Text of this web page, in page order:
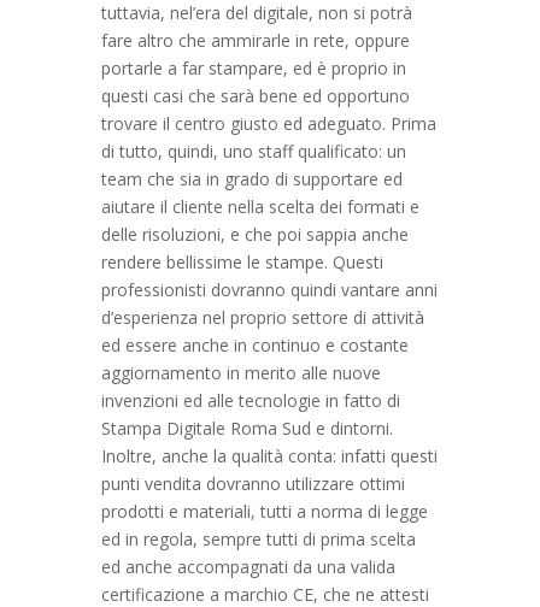
tuttavia, nel’era del digitale, non si potrà
fare altro che ammirarle in rete, oppure
portarle a far stampare, ed è proprio in
questi casi che sarà bene ed opportuno
trovare il centro giusto ed adeguato. Prima
di tutto, quindi, uno staff qualificato: un
team che sia in grado di supportare ed
aiutare il cliente nella scelta dei formati e
delle risoluzioni, e che poi sappia anche
rendere bellissime le stampe. Questi
professionisti dovranno quindi vantare anni
d’esperienza nel proprio settore di attività
ed essere anche in continuo e costante
aggiornamento in merito alle nuove
invenzioni ed alle tecnologie in fatto di
Stampa Digitale Roma Sud e dintorni.
Inoltre, anche la qualità conta: infatti questi
punti vendita dovranno utilizzare ottimi
prodotti e materiali, tutti a norma di legge
ed in regola, sempre tutti di prima scelta
ed anche accompagnati da una valida
certificazione a marchio CE, che ne attesti